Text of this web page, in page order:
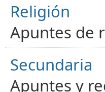
Religión
Apuntes de
Secundaria
Apuntes y